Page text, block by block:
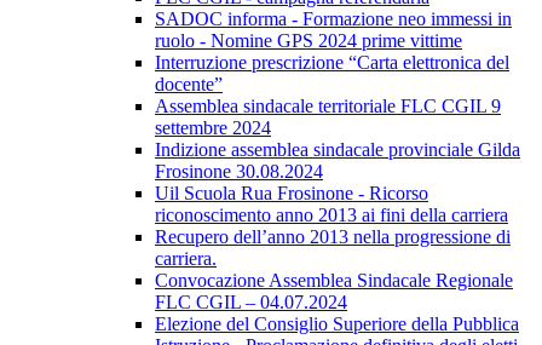
SADOC informa - Formazione neo immessi in
ruolo - Nomine GPS 2024 prime vittime
Interruzione prescrizione “Carta elettronica del
docente”
Assemblea sindacale territoriale FLC CGIL 9
settembre 2024
Indizione assemblea sindacale provinciale Gilda
Frosinone 30.08.2024
Uil Scuola Rua Frosinone - Ricorso
riconoscimento anno 2013 ai fini della carriera
Recupero dell’anno 2013 nella progressione di
carriera.
Convocazione Assemblea Sindacale Regionale
FLC CGIL – 04.07.2024
Elezione del Consiglio Superiore della Pubblica